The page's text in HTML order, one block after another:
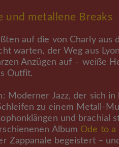
und metallene Breaks
auf die von Charly aus
warten, der Weg aus
Anzügen auf – weiße
Outfit.
Moderner Jazz, der sich
zu einem Metall-
und brachial
Album Ode to a
Zappanale begeistert –